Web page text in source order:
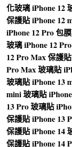
化玻璃iPhone 12
保護貼iPhone 12
iPhone 12 Pro 包膜
玻璃iPhone 12
12 Pro Max 保護貼
Pro Max 玻璃貼
玻璃貼iPhone 13
mini 玻璃貼
13 Pro 玻璃貼
保護貼iPhone 13
保護貼iPhone 14
保護貼iPhone 14